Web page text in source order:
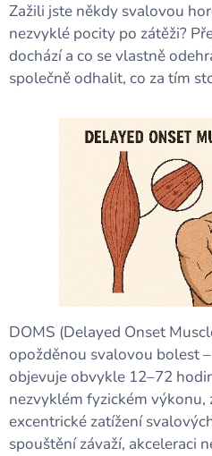
Zažili jste někdy svalovou
nezvyklé pocity po zátěži?
dochází a co se vlastně
společně odhalit, co za tím
DOMS (Delayed Onset
opožděnou svalovou bolest
objevuje obvykle 12–72
nezvyklém fyzickém
excentrické zatížení
spouštění závaží, akceleraci